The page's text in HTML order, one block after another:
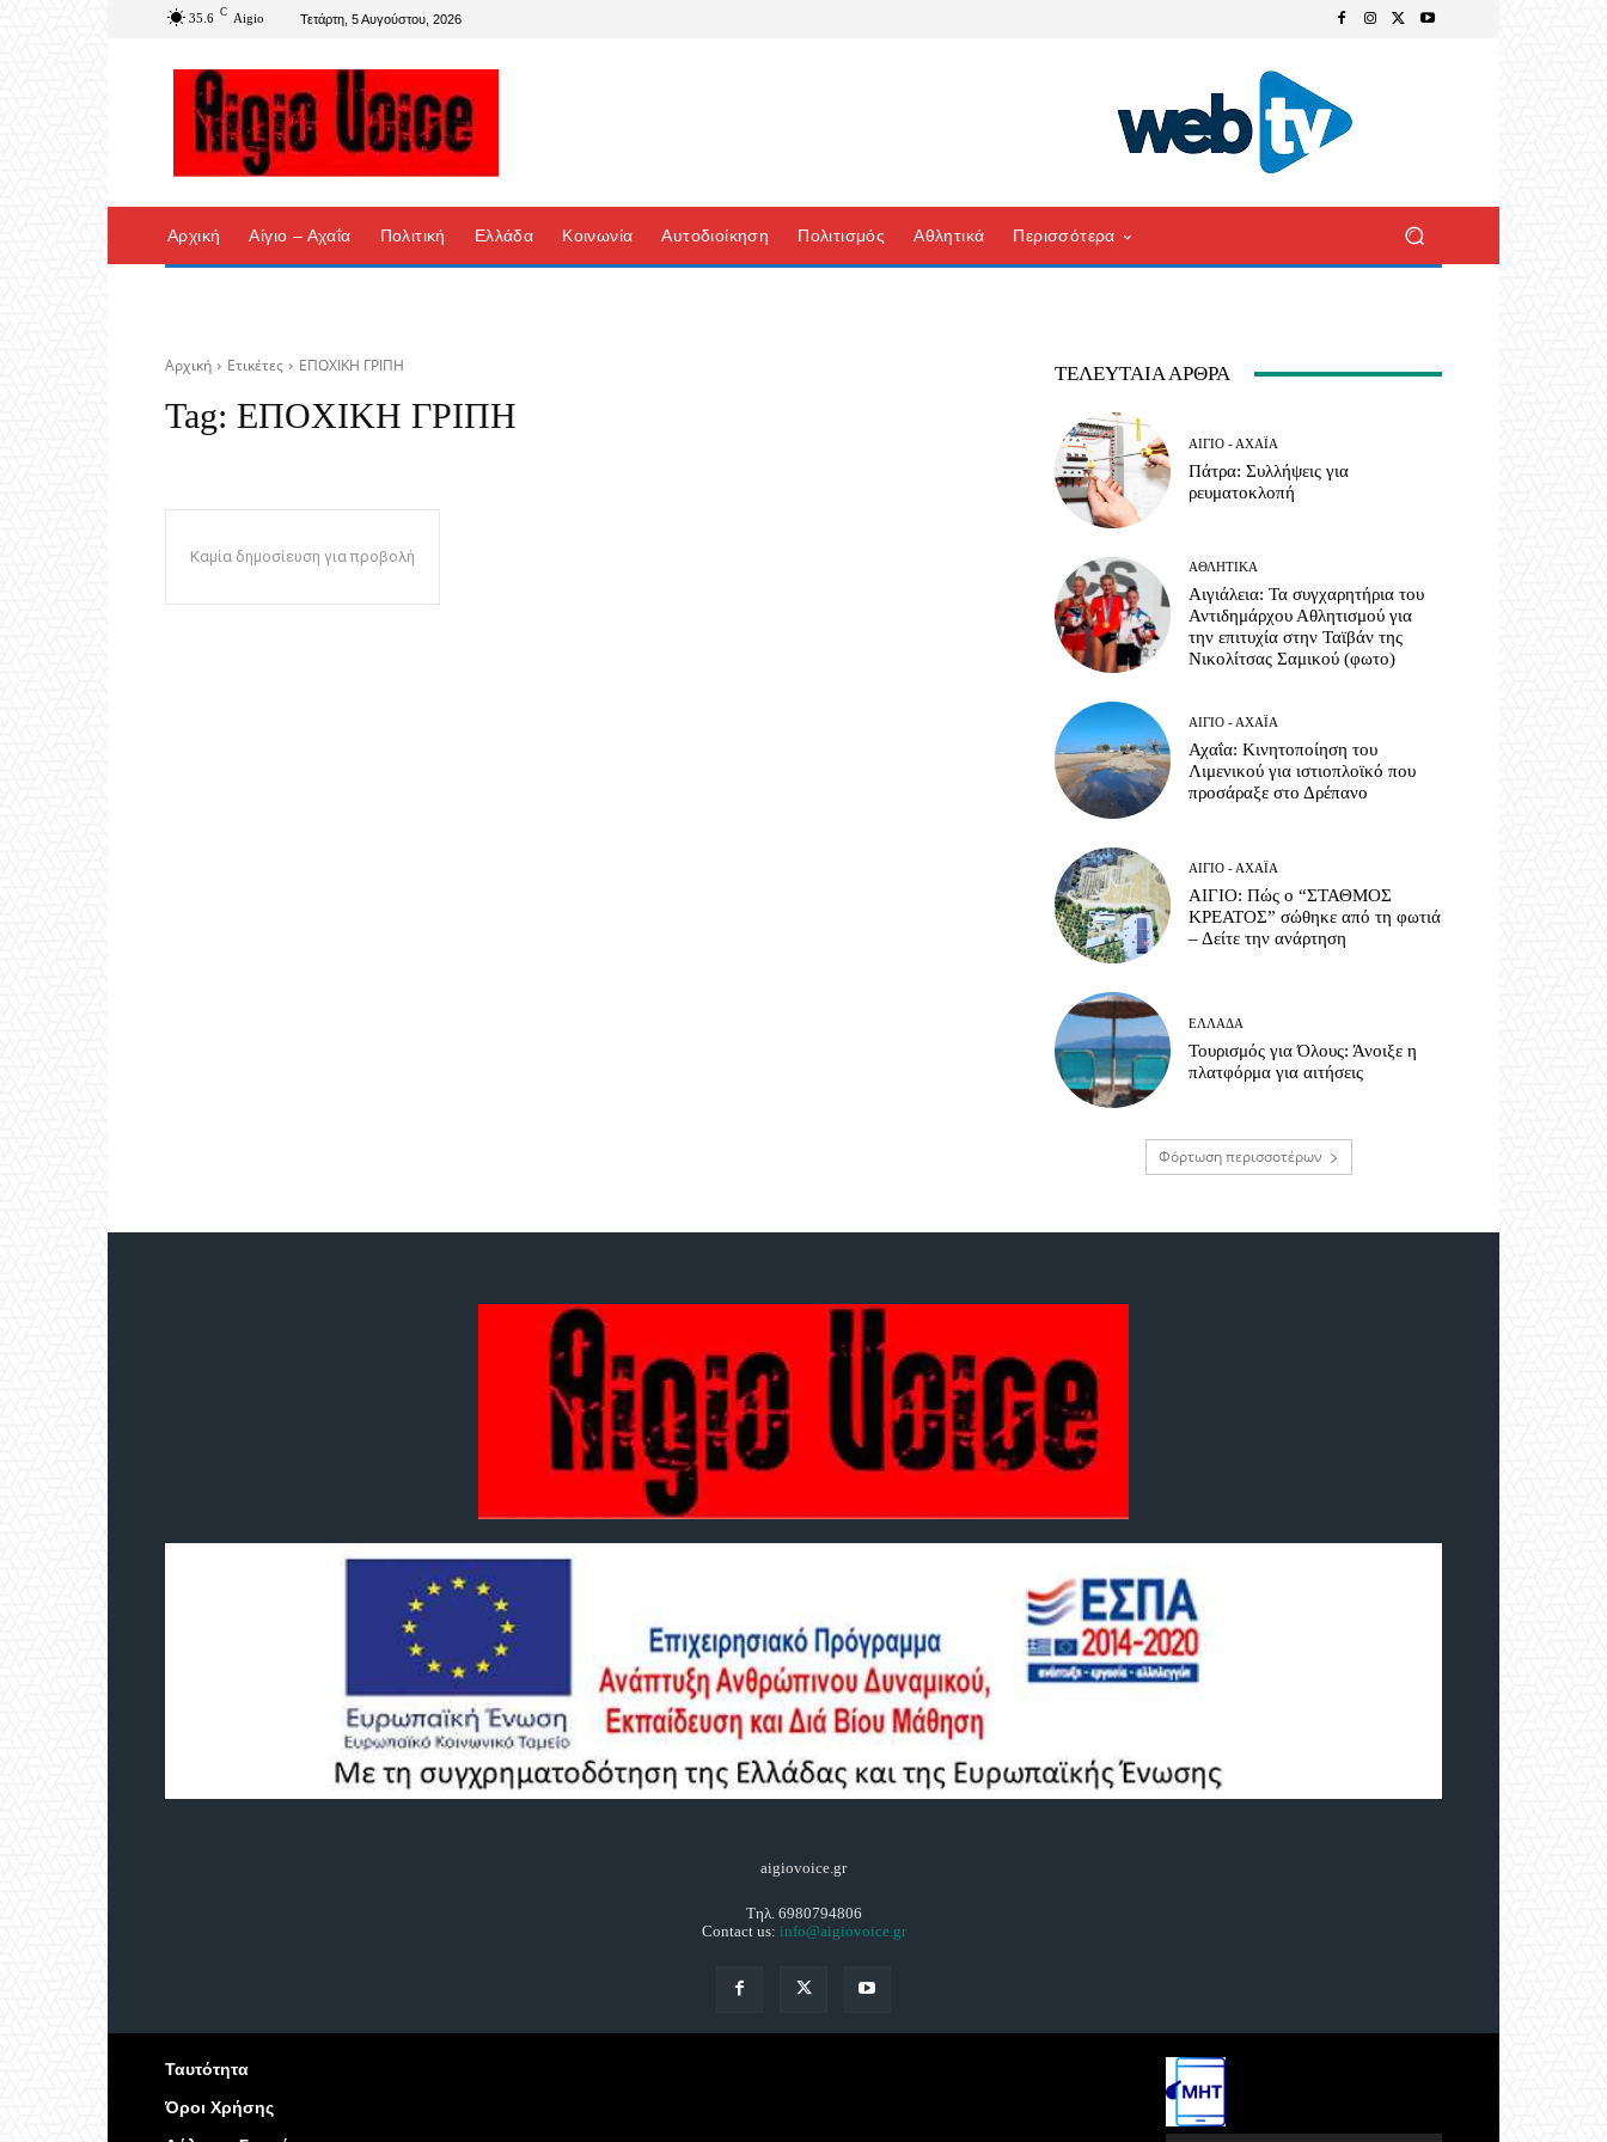
35.6 C Aigio Τετάρτη, 5 Αυγούστου, 2026
Αρχική Αίγιο – Αχαΐα Πολιτική Ελλάδα Κοινωνία Αυτοδιοίκηση Πολιτισμός Αθλητικά Περισσότερα
Αρχική Ετικέτες ΕΠΟΧΙΚΗ ΓΡΙΠΗ
Tag: ΕΠΟΧΙΚΗ ΓΡΙΠΗ
Καμία δημοσίευση για προβολή
ΤΕΛΕΥΤΑΊΑ ΆΡΘΡΑ
ΑΊΓΙΟ - ΑΧΑΪ́Α
Πάτρα: Συλλήψεις για
ρευματοκλοπή
ΑΘΛΗΤΙΚΆ
Αιγιάλεια: Τα συγχαρητήρια του
Αντιδημάρχου Αθλητισμού για
την επιτυχία στην Ταϊβάν της
Νικολίτσας Σαμικού (φωτο)
ΑΊΓΙΟ - ΑΧΑΪ́Α
Αχαΐα: Κινητοποίηση του
Λιμενικού για ιστιοπλοϊκό που
προσάραξε στο Δρέπανο
ΑΊΓΙΟ - ΑΧΑΪ́Α
ΑΙΓΙΟ: Πώς ο “ΣΤΑΘΜΟΣ
ΚΡΕΑΤΟΣ” σώθηκε από τη φωτιά
– Δείτε την ανάρτηση
ΕΛΛΆΔΑ
Τουρισμός για Όλους: Άνοιξε η
πλατφόρμα για αιτήσεις
Φόρτωση περισσοτέρων
aigiovoice.gr
Τηλ. 6980794806
Contact us: info@aigiovoice.gr
Ταυτότητα
Όροι Χρήσης